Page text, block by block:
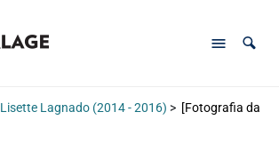
Lisette Lagnado (2014 - 2016) > [Fotografia da